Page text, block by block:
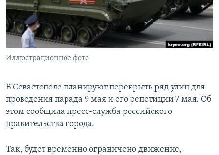
ПОБЕДИТЕЛЕЙ НЕ СУДЯТ?
КРЫМ.НЕПОКОРЕННЫЙ
ELIFBE
УКРАИНСКАЯ ПРОБЛЕМА КРЫМА
ПРИСОЕДИНЯЙТЕСЬ!
Иллюстрационное фото
В Севастополе планируют перекрыть ряд улиц для
проведения парада 9 мая и его репетиции 7 мая. Об
этом сообщила пресс-служба российского
правительства города.
Так, будет временно ограничено движение,